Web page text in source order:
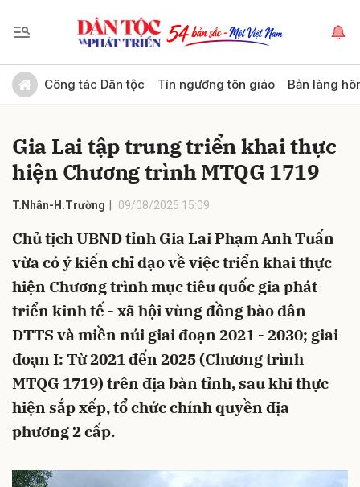
Công tác Dân tộc Tín ngưỡng tôn giáo Bản làng
Gia Lai tập trung triển khai thực
hiện Chương trình MTQG 1719
T.Nhân-H.Trường 09/08/2025 15:09
Chủ tịch UBND tỉnh Gia Lai Phạm Anh Tuấn
vừa có ý kiến chỉ đạo về việc triển khai thực
hiện Chương trình mục tiêu quốc gia phát
triển kinh tế - xã hội vùng đồng bào dân
DTTS và miền núi giai đoạn 2021 - 2030; giai
đoạn I: Từ 2021 đến 2025 (Chương trình
MTQG 1719) trên địa bàn tỉnh, sau khi thực
hiện sắp xếp, tổ chức chính quyền địa
phương 2 cấp.
Gửi bình luận
Hủy Gửi